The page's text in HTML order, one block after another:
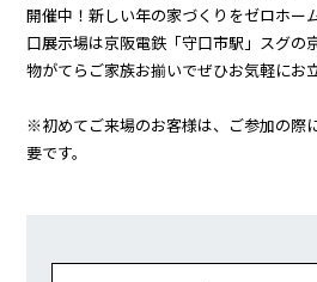
開催中！新しい年の家づくりをゼロホー
口展示場は京阪電鉄「守口市駅」スグの
物がてらご家族お揃いでぜひお気軽にお
※初めてご来場のお客様は、ご参加の際
要です。